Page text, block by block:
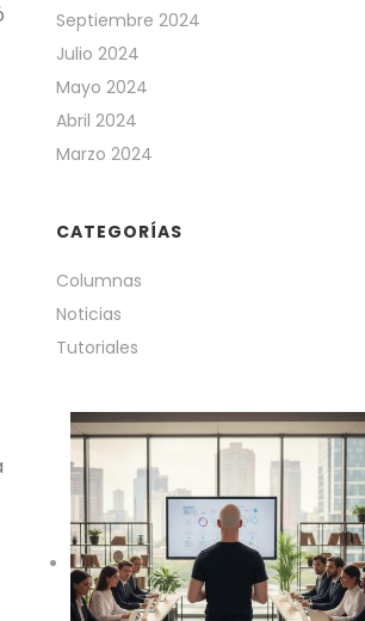
Septiembre 2024
Julio 2024
Mayo 2024
Abril 2024
Marzo 2024
CATEGORÍAS
Columnas
Noticias
Tutoriales